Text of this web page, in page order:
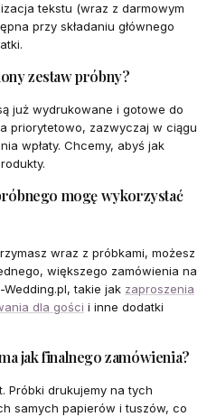
tekstu (wraz z darmowym
przy składaniu głównego
zestaw próbny?
już wydrukowane i gotowe do
priorytetowo, zazwyczaj w ciągu
wpłaty. Chcemy, abyś jak
mogę wykorzystać
wraz z próbkami, możesz
większego zamówienia na
takie jak zaproszenia
dla gości i inne dodatki
jak finalnego zamówienia?
Próbki drukujemy na tych
samych papierów i tuszów, co